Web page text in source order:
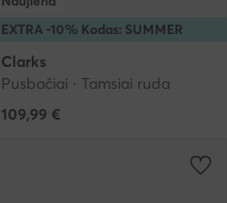
EXTRA -10% Kodas: SUMMER
Clarks
Pusbačiai · Tamsiai ruda
109,99 €